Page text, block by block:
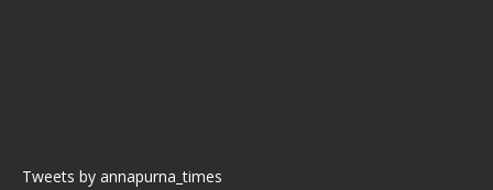
Tweets by annapurna_times